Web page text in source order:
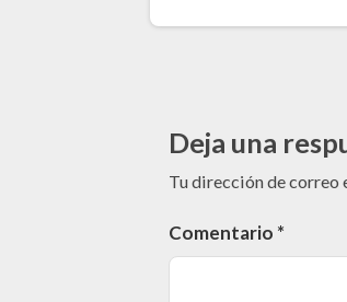
Deja una
Tu dirección de correo
Comentario *